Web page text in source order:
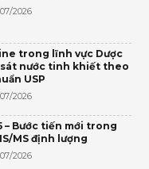
2026
trong lĩnh vực Dược
sát nước tinh khiết theo
USP
2026
– Bước tiến mới trong
MS định lượng
2026